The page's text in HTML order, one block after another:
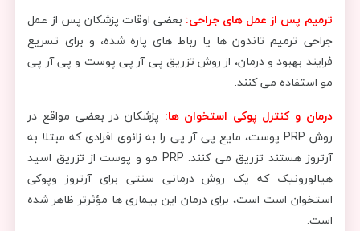
ترمیم پس از عمل های جراحی: بعضی اوقات پزشکان پس از عمل
جراحی ترمیم تاندون ها یا رباط های پاره شده، و برای تسریع
فرایند بهبود و درمان، از روش تزریق پی آر پی پوست و پی آر پی
مو استفاده می کنند.
درمان و کنترل پوکی استخوان ها: پزشکان در بعضی مواقع در
روش PRP پوست، مایع پی آر پی را به زانوی افرادی که مبتلا به
آرتروز هستند تزریق می کنند. PRP مو و پوست از تزریق اسید
هیالورونیک که یک روش درمانی سنتی برای آرتروز وپوکی
استخوان است است، برای درمان این بیماری ها مؤثرتر ظاهر شده
است.